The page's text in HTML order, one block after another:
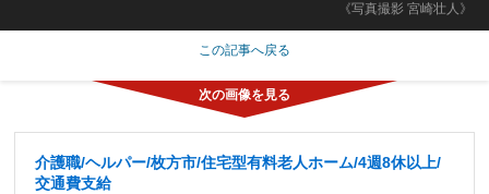
《写真撮影 宮崎壮人》
この記事へ戻る
介護職/ヘルパー/枚方市/住宅型有料老人ホーム/4週8休以上/
交通費支給